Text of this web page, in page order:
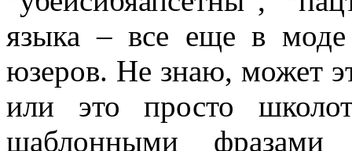
языка – все еще в моде
юзеров. Не знаю, может
или это просто
шаблонными